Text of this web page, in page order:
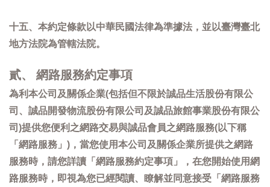
十五、本約定條款以中華民國法律為準據法，並以臺灣臺北
地方法院為管轄法院。
貳、 網路服務約定事項
為利本公司及關係企業(包括但不限於誠品生活股份有限公
司、誠品開發物流股份有限公司及誠品旅館事業股份有限公
司)提供您便利之網路交易與誠品會員之網路服務(以下稱
「網路服務」)，當您使用本公司及關係企業所提供之網路
服務時，請您詳讀「網路服務約定事項」，在您開始使用網
路服務時，即視為您已經閱讀、瞭解並同意接受「網路服務